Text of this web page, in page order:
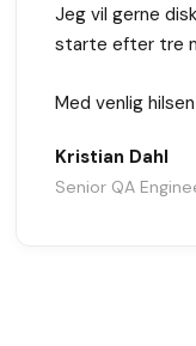
Jeg vil gerne
starte efter tre
Med venlig hilsen
Kristian Dahl
Senior QA